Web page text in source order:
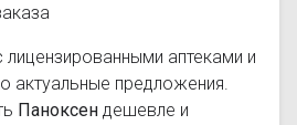
аптеками и
актуальные предложения.
Паноксен дешевле и